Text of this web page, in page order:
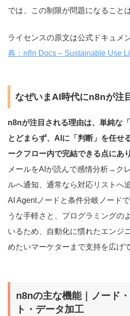
では、この制限が問題になること
ライセンスの原文は公式ドキュメ
典：n8n Docs – Sustainable Use
なぜいまAI時代にn8nが注
n8nが注目される理由は、単純な
とどまらず、AIに「判断」を任せ
ークフロー内で完結できる点にあ
メールをAIが読んで感情分析→ク
ルへ通知、通常なら対応リストへ
AI Agentノードと条件分岐ノード
うな手軽さと、プログラミングの
いるため、自動化に慣れたエンジ
めたいマーケターまで支持を広げ
n8nの主な機能｜ノード
ト・データ加工